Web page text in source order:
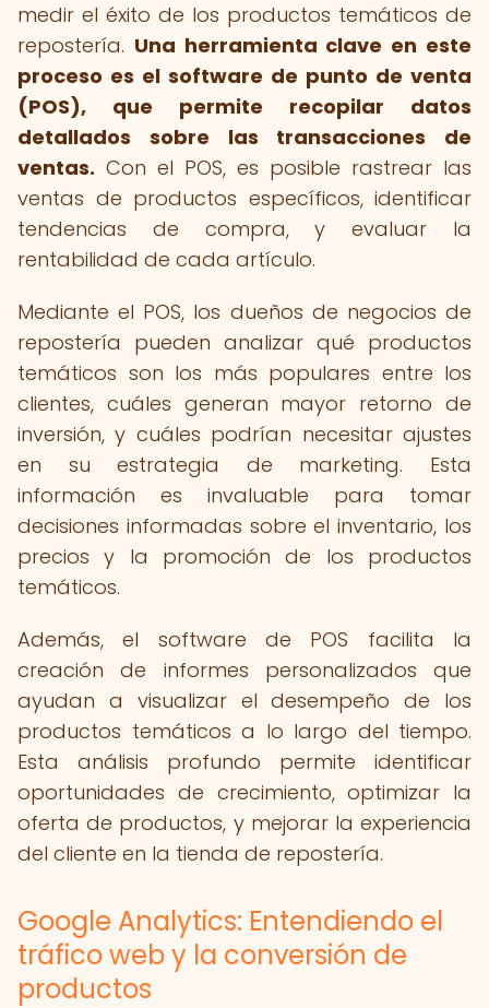
medir el éxito de los productos temáticos de
repostería. Una herramienta clave en este
proceso es el software de punto de venta
(POS), que permite recopilar datos
detallados sobre las transacciones de
ventas. Con el POS, es posible rastrear las
ventas de productos específicos, identificar
tendencias de compra, y evaluar la
rentabilidad de cada artículo.
Mediante el POS, los dueños de negocios de
repostería pueden analizar qué productos
temáticos son los más populares entre los
clientes, cuáles generan mayor retorno de
inversión, y cuáles podrían necesitar ajustes
en su estrategia de marketing. Esta
información es invaluable para tomar
decisiones informadas sobre el inventario, los
precios y la promoción de los productos
temáticos.
Además, el software de POS facilita la
creación de informes personalizados que
ayudan a visualizar el desempeño de los
productos temáticos a lo largo del tiempo.
Esta análisis profundo permite identificar
oportunidades de crecimiento, optimizar la
oferta de productos, y mejorar la experiencia
del cliente en la tienda de repostería.
Google Analytics: Entendiendo el
tráfico web y la conversión de
productos